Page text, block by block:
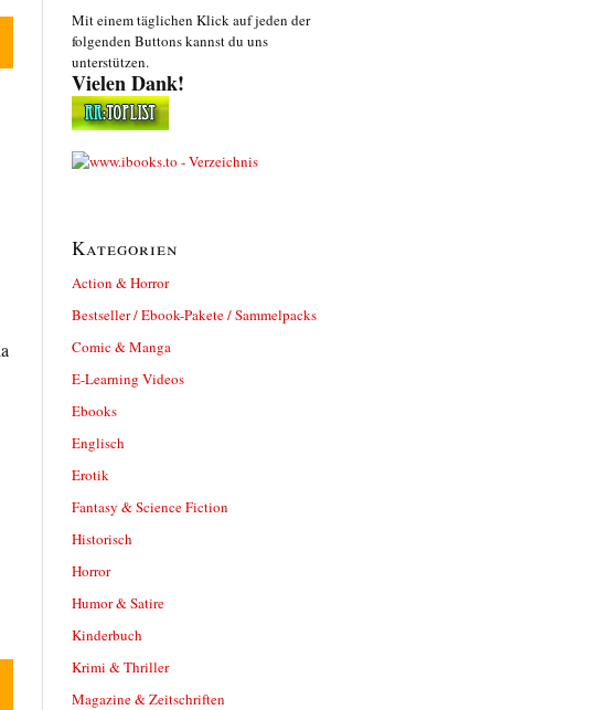
Mit einem täglichen Klick auf jeden der
folgenden Buttons kannst du uns
unterstützen.
Vielen Dank!
Kategorien
Action & Horror
Bestseller / Ebook-Pakete / Sammelpacks
Comic & Manga
E-Learning Videos
Ebooks
Englisch
Erotik
Fantasy & Science Fiction
Historisch
Horror
Humor & Satire
Kinderbuch
Krimi & Thriller
Magazine & Zeitschriften